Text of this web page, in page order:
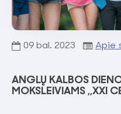
09 bal. 2023 Apie
ANGLŲ KALBOS
MOKSLEIVIAMS ,,XXI